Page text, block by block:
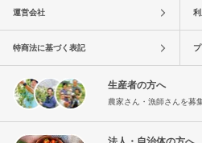
運営会社
特商法に基づく表記
生産者の方へ
農家さん・漁師さんを募